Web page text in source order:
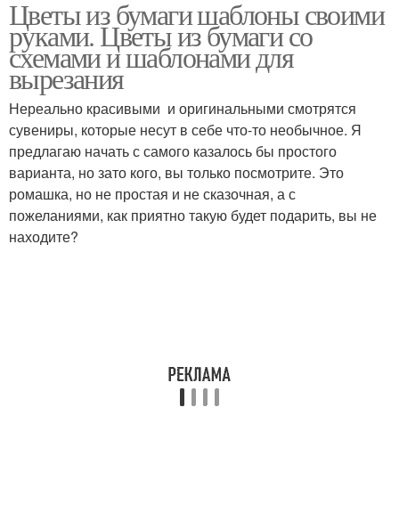
Простые цветы Букеты из бумаги
Цвета из папиросной
бумаги
Цвета из папирусной
бумаги
Бумаги в цветок Цветок из бумаги
Цветы из бумаги шаблоны своими
руками. Цветы из бумаги со
схемами и шаблонами для
вырезания
Нереально красивыми и оригинальными смотрятся
сувениры, которые несут в себе что-то необычное. Я
предлагаю начать с самого казалось бы простого
варианта, но зато кого, вы только посмотрите. Это
ромашка, но не простая и не сказочная, а с
пожеланиями, как приятно такую будет подарить, вы не
находите?